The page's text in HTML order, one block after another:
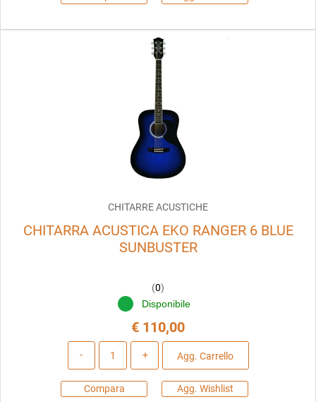
CHITARRE ACUSTICHE
CHITARRA ACUSTICA EKO RANGER 6 BLUE
SUNBUSTER
(0)
Disponibile
€ 110,00
Agg. Carrello
Compara Agg. Wishlist